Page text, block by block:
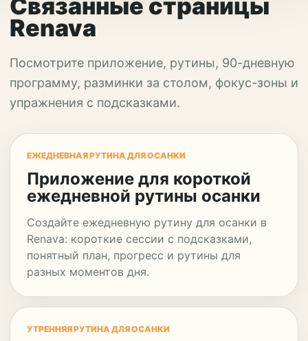
Renava
Посмотрите приложение, рутины, 90-дневную
программу, разминки за столом, фокус-зоны и
упражнения с подсказками.
ЕЖЕДНЕВНАЯ РУТИНА ДЛЯ ОСАНКИ
Приложение для короткой
ежедневной рутины осанки
Создайте ежедневную рутину для осанки в
Renava: короткие сессии с подсказками,
понятный план, прогресс и рутины для
разных моментов дня.
УТРЕННЯЯ РУТИНА ДЛЯ ОСАНКИ